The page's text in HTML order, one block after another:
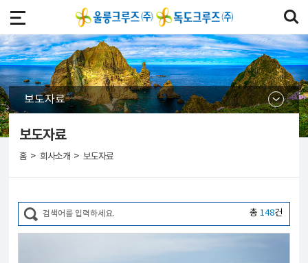
보도자료
보도자료
홈 > 회사소개 > 보도자료
총 148건